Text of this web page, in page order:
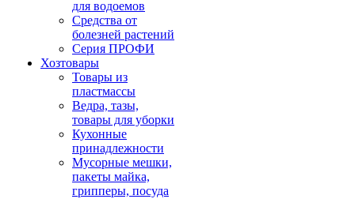
для водоемов
Средства от
болезней растений
Серия ПРОФИ
Хозтовары
Товары из
пластмассы
Ведра, тазы,
товары для уборки
Кухонные
принадлежности
Мусорные мешки,
пакеты майка,
грипперы, посуда